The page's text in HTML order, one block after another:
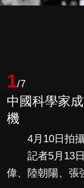
1/7
中國科學家
機
4月10日拍攝
記者5月13日
偉、陸朝陽、張